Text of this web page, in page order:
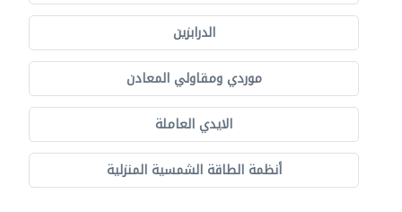
الدرابزين
موردي ومقاولي المعادن
الايدي العاملة
أنظمة الطاقة الشمسية المنزلية